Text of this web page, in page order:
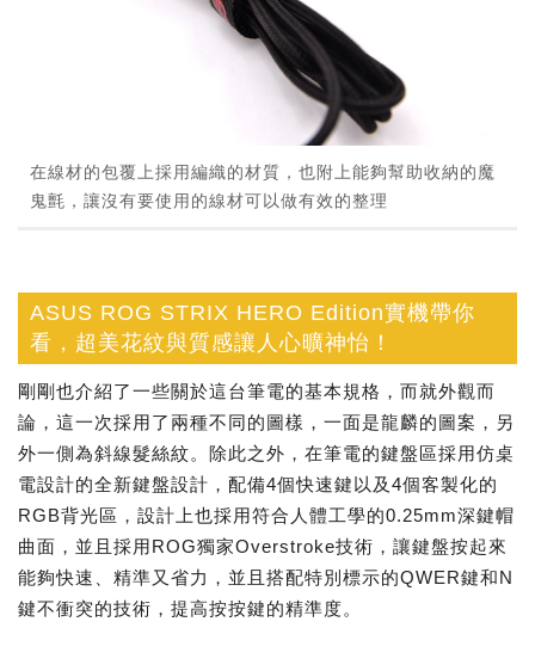
在線材的包覆上採用編織的材質，也附上能夠幫助收納的魔
鬼氈，讓沒有要使用的線材可以做有效的整理
ASUS ROG STRIX HERO Edition實機帶你
看，超美花紋與質感讓人心曠神怡！
剛剛也介紹了一些關於這台筆電的基本規格，而就外觀而
論，這一次採用了兩種不同的圖樣，一面是龍麟的圖案，另
外一側為斜線髮絲紋。除此之外，在筆電的鍵盤區採用仿桌
電設計的全新鍵盤設計，配備4個快速鍵以及4個客製化的
RGB背光區，設計上也採用符合人體工學的0.25mm深鍵帽
曲面，並且採用ROG獨家Overstroke技術，讓鍵盤按起來
能夠快速、精準又省力，並且搭配特別標示的QWER鍵和N
鍵不衝突的技術，提高按按鍵的精準度。